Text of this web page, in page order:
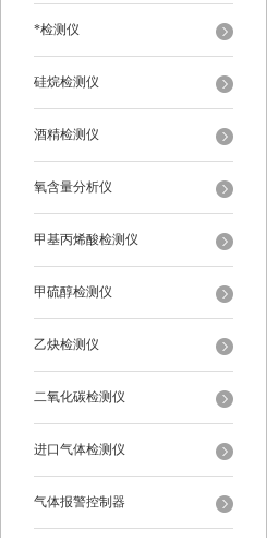
*检测仪
硅烷检测仪
酒精检测仪
氧含量分析仪
甲基丙烯酸检测仪
甲硫醇检测仪
乙炔检测仪
二氧化碳检测仪
进口气体检测仪
气体报警控制器